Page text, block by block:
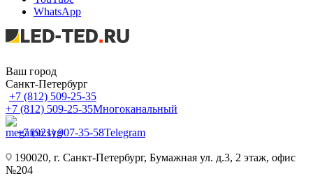
WhatsApp
Ваш город
Санкт-Петербург
+7 (812) 509-25-35
+7 (812) 509-25-35Многоканальный
+7 (921) 907-35-58Telegram
190020, г. Санкт-Петербург, Бумажная ул. д.3, 2 этаж, офис
№204